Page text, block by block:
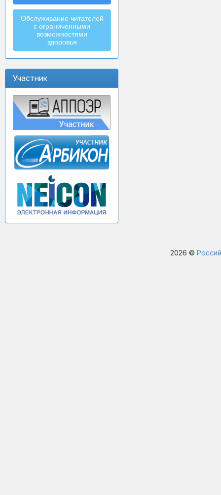
Обслуживание читателей
с ограниченными
возможностями
здоровья
Участник
2026 ©